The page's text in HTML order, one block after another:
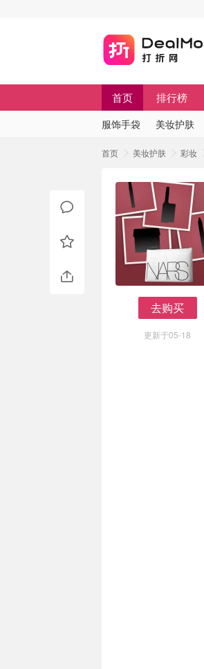
首页 排行榜
服饰手袋 美妆护肤
首页 美妆护肤 彩妆
去购买
更新于05-18